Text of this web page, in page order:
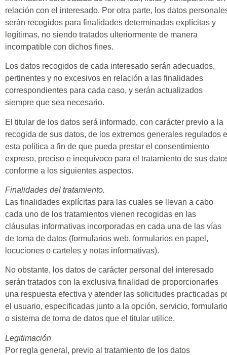
relación con el interesado. Por otra parte, los datos
serán recogidos para finalidades determinadas explícitas y
legítimas, no siendo tratados ulteriormente de manera
incompatible con dichos fines.
Los datos recogidos de cada interesado serán adecuados,
pertinentes y no excesivos en relación a las finalidades
correspondientes para cada caso, y serán actualizados
siempre que sea necesario.
El titular de los datos será informado, con carácter previo a la
recogida de sus datos, de los extremos generales regulados
esta política a fin de que pueda prestar el consentimiento
expreso, preciso e inequívoco para el tratamiento de sus
conforme a los siguientes aspectos.
Finalidades del tratamiento.
Las finalidades explícitas para las cuales se llevan a cabo
cada uno de los tratamientos vienen recogidas en las
cláusulas informativas incorporadas en cada una de las vías
de toma de datos (formularios web, formularios en papel,
locuciones o carteles y notas informativas).
No obstante, los datos de carácter personal del interesado
serán tratados con la exclusiva finalidad de proporcionarles
una respuesta efectiva y atender las solicitudes practicadas
el usuario, especificadas junto a la opción, servicio, formulario
o sistema de toma de datos que el titular utilice.
Legitimación
Por regla general, previo al tratamiento de los datos